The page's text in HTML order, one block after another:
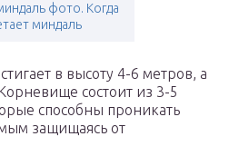
фото. Когда
миндаль
в высоту 4-6 метров, а
состоит из 3-5
способны проникать
защищаясь от